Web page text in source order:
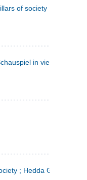
of society ; A doll's
in vier Aufzügen
; Hedda Gabler